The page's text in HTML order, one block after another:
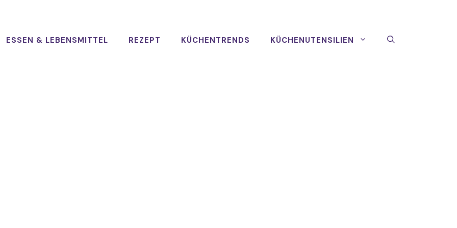
ESSEN & LEBENSMITTEL REZEPT KÜCHENTRENDS KÜCHENUTENSILIEN